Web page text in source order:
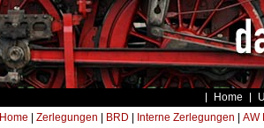
Home
Home Zerlegungen BRD Interne Zerlegungen AW